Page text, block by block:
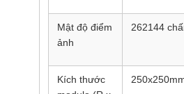
Mật độ điểm
ảnh
262144
Kích thước